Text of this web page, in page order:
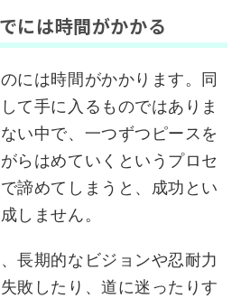
には時間がかかる
には時間がかかります。同
て手に入るものではありま
い中で、一つずつピースを
らはめていくというプロセ
諦めてしまうと、成功とい
しません。
長期的なビジョンや忍耐力
敗したり、道に迷ったりす